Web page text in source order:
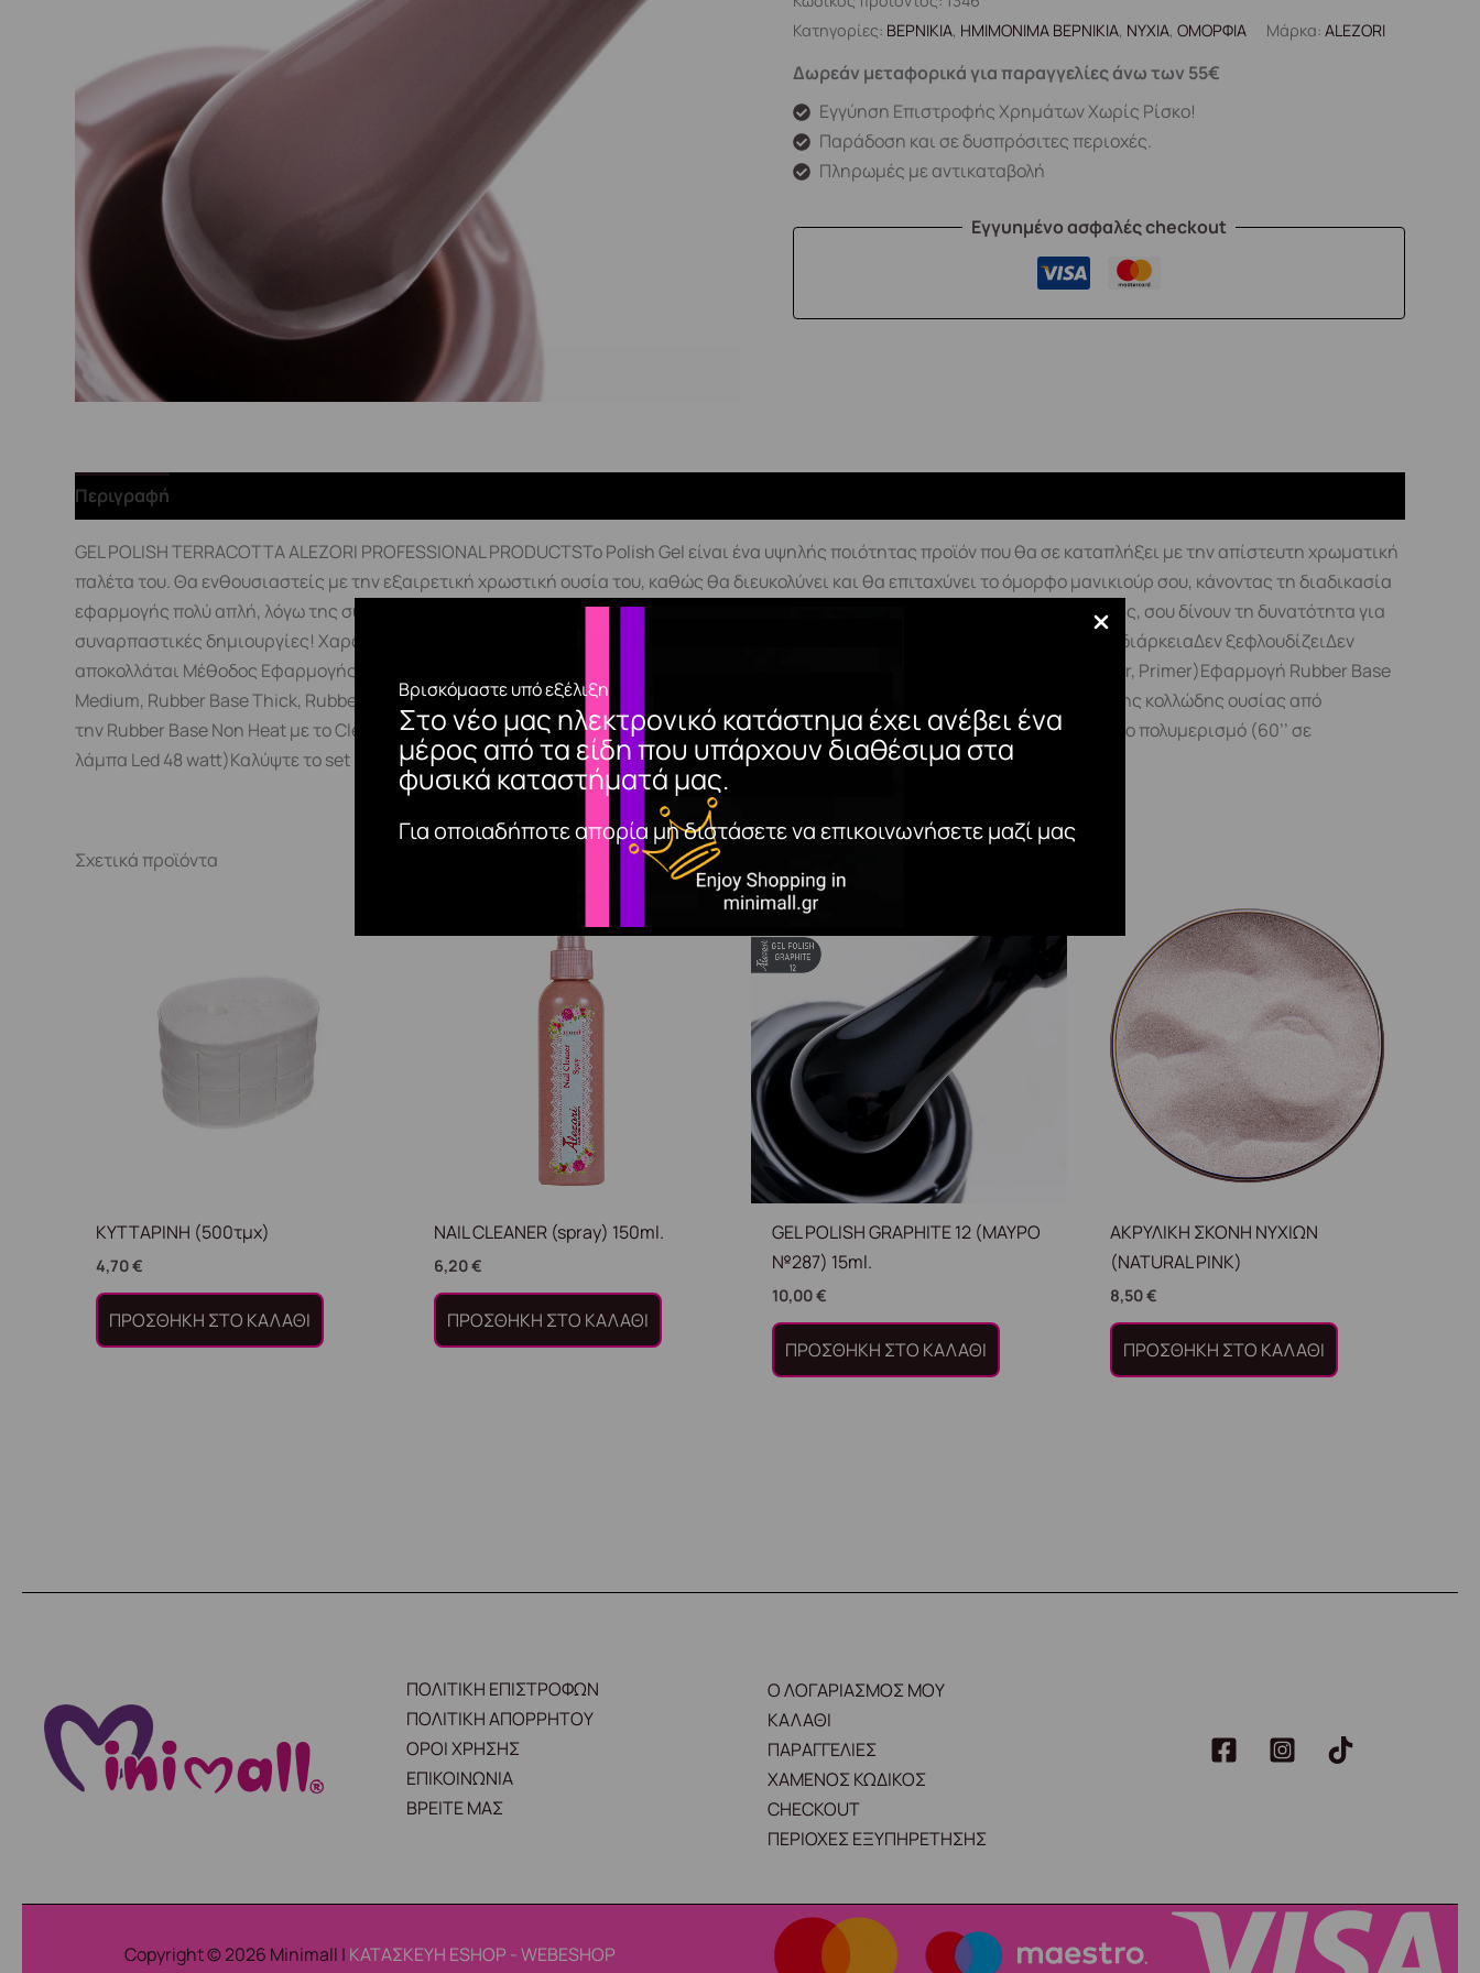
Βρισκόμαστε υπό εξέλιξη
Στο νέο μας ηλεκτρονικό κατάστημα έχει ανέβει ένα
μέρος από τα είδη που υπάρχουν διαθέσιμα στα
φυσικά καταστήματά μας.
Για οποιαδήποτε απορία μη διστάσετε να επικοινωνήσετε μαζί μας
Κατηγορίες: ΒΕΡΝΙΚΙΑ, ΗΜΙΜΟΝΙΜΑ ΒΕΡΝΙΚΙΑ, ΝΥΧΙΑ,ΟΜΟΡΦΙΑ Μάρκα:ALEZORI
Δωρεάν μεταφορικά για παραγγελίες άνω των 55€
Εγγύηση Επιστροφής Χρημάτων Χωρίς Ρίσκο!
Παράδοση και σε δυσπρόσιτες περιοχές.
Πληρωμές με αντικαταβολή
Εγγυημένο ασφαλές checkout
Περιγραφή
GEL POLISH TERRACOTTA ALEZORI PROFESSIONAL PRODUCTSΤο Polish Gel είναι ένα υψηλής ποιότητας προϊόν που θα σε καταπλήξει με την απίστευτη χρωματική
παλέτα του. Θα ενθουσιαστείς με την εξαιρετική χρωστική ουσία του, καθώς θα διευκολύνει και θα επιταχύνει το όμορφο μανικιούρ σου, κάνοντας τη διαδικασία
εφαρμογής πολύ απλή, λόγω της σύστασης και της ρευστότητας του. Ο συνδυασμός των χρωμάτων με τα υπεργυαλιστερα Top μας, σου δίνουν τη δυνατότητα για
συναρπαστικές δημιουργίες! Χαρακτηριστικά:Έντονη χρωστικήΜεσαία ρευστότηταΑπλώνεται ομοιόμορφαΜεγάλη αντοχή και διάρκειαΔεν ξεφλουδίζειΔεν
αποκολλάται Μέθοδος Εφαρμογής:Η τυπική διαδικασία προετοιμασίας της φυσικής πλάκας του νυχιού Primer(Cleaner, Optimizer, Primer)Εφαρμογή Rubber Base
Medium, Rubber Base Thick, Rubber Base Non Heat της αρεσκείας σας στη πλάκα του νυχιούΣΗΜΑΝΤΙΚΟ! Συνίσταται αφαίρεση της κολλώδης ουσίας από
την Rubber Base Non Heat με το Cleaner πριν τη χρήση του polish gel.Εφαρμόζουμε 2 λεπτές στρώσεις του Polish Gel, με ενδιάμεσο πολυμερισμό (60’’ σε
λάμπα Led 48 watt)Καλύψτε το set με ένα Top Coat. *mini tips*Στα σκούρα χρώματα αυξάνουμε τον πολυμερισμό μέχρι και 120’’.
Σχετικά προϊόντα
ΚΥΤΤΑΡΙΝΗ (500τμχ)
4,70€
ΠΡΟΣΘΉΚΗ ΣΤΟ ΚΑΛΆΘΙ
NAIL CLEANER (spray) 150ml.
6,20€
ΠΡΟΣΘΉΚΗ ΣΤΟ ΚΑΛΆΘΙ
GEL POLISH GRAPHITE 12 (ΜΑΥΡΟ
№287) 15ml.
10,00€
ΠΡΟΣΘΉΚΗ ΣΤΟ ΚΑΛΆΘΙ
ΑΚΡΥΛΙΚΗ ΣΚΟΝΗ ΝΥΧΙΩΝ
(NATURAL PINK)
8,50€
ΠΡΟΣΘΉΚΗ ΣΤΟ ΚΑΛΆΘΙ
ΠΟΛΙΤΙΚΗ ΕΠΙΣΤΡΟΦΩΝ
ΠΟΛΙΤΙΚΗ ΑΠΟΡΡΗΤΟΥ
ΟΡΟΙ ΧΡΗΣΗΣ
ΕΠΙΚΟΙΝΩΝΙΑ
ΒΡΕΙΤΕ ΜΑΣ
Ο ΛΟΓΑΡΙΑΣΜΟΣ ΜΟΥ
ΚΑΛΑΘΙ
ΠΑΡΑΓΓΕΛΙΕΣ
ΧΑΜΕΝΟΣ ΚΩΔΙΚΟΣ
CHECKOUT
ΠΕΡΙΟΧΕΣ ΕΞΥΠΗΡΕΤΗΣΗΣ
Copyright © 2026 Minimall | ΚΑΤΑΣΚΕΥΗ ESHOP - WEBESHOP